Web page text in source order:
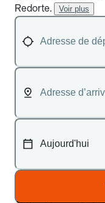
Redorte.
Voir plus